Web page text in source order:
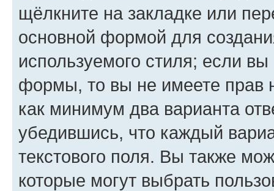
щёлкните на закладке или
основной формой для
используемого стиля; если
формы, то вы не имеете прав
как минимум два варианта
убедившись, что каждый
текстового поля. Вы также
которые могут выбрать